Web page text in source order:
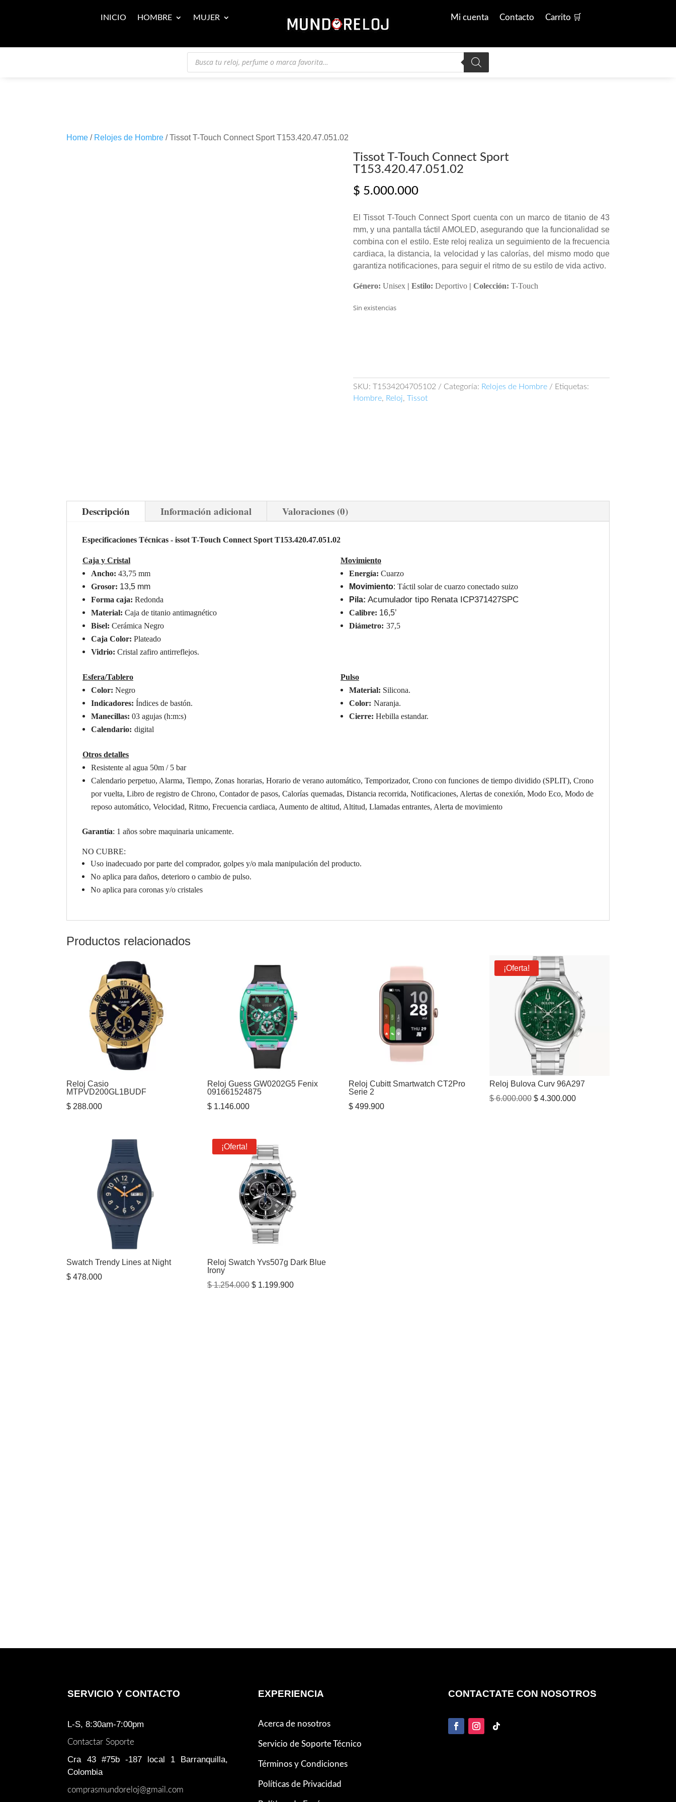
INICIO HOMBRE MUJER Mi cuenta Contacto Carrito 🛒
Búsqueda
productos
Home / Relojes de Hombre / Tissot T-Touch Connect Sport T153.420.47.051.02
Tissot T-Touch Connect Sport
T153.420.47.051.02
$ 5.000.000
El Tissot T-Touch Connect Sport cuenta con un marco de titanio de 43
mm, y una pantalla táctil AMOLED, asegurando que la funcionalidad se
combina con el estilo. Este reloj realiza un seguimiento de la frecuencia
cardiaca, la distancia, la velocidad y las calorías, del mismo modo que
garantiza notificaciones, para seguir el ritmo de su estilo de vida activo.
Género: Unisex| Estilo: Deportivo| Colección: T-Touch
Sin existencias
SKU: T1534204705102 Categoría: Relojes de Hombre
Etiquetas:
Hombre, Reloj, Tissot
Descripción Información adicional Valoraciones (0)
Especificaciones Técnicas - issot T-Touch Connect Sport T153.420.47.051.02
Caja y Cristal
Movimiento
Ancho: 43,75 mm
Grosor: 13,5 mm
Forma caja: Redonda
Material: Caja de titanio antimagnético
Bisel: Cerámica Negro
Caja Color: Plateado
Vidrio: Cristal zafiro antirreflejos.
Energía: Cuarzo
Movimiento: Táctil solar de cuarzo conectado suizo
Pila: Acumulador tipo Renata ICP371427SPC
Calibre: 16,5’
Diámetro: 37,5
Esfera/Tablero
Pulso
Color: Negro
Indicadores: Índices de bastón.
Manecillas: 03 agujas (h:m:s)
Calendario: digital
Material: Silicona.
Color: Naranja.
Cierre: Hebilla estandar.
Otros detalles
Resistente al agua 50m / 5 bar
Calendario perpetuo, Alarma, Tiempo, Zonas horarias, Horario de verano automático, Temporizador, Crono con funciones de tiempo dividido (SPLIT), Crono
por vuelta, Libro de registro de Chrono, Contador de pasos, Calorías quemadas, Distancia recorrida, Notificaciones, Alertas de conexión, Modo Eco, Modo de
reposo automático, Velocidad, Ritmo, Frecuencia cardiaca, Aumento de altitud, Altitud, Llamadas entrantes, Alerta de movimiento
Garantía: 1 años sobre maquinaria unicamente.
NO CUBRE:
Uso inadecuado por parte del comprador, golpes y/o mala manipulación del producto.
No aplica para daños, deterioro o cambio de pulso.
No aplica para coronas y/o cristales
Productos relacionados
Reloj Casio
MTPVD200GL1BUDF
$ 288.000
Reloj Guess GW0202G5 Fenix
091661524875
$ 1.146.000
Reloj Cubitt Smartwatch CT2Pro
Serie 2
$499.900
¡Oferta!
Reloj Bulova Curv 96A297
$6.000.000 El
$4.300.000El
Swatch Trendy Lines at Night
$ 478.000
¡Oferta!
Reloj Swatch Yvs507g Dark Blue
Irony
$1.254.000 El
$ 1.199.900El
SERVICIO Y CONTACTO
L-S, 8:30am-7:00pm
Contactar Soporte
Cra 43 #75b -187 local 1 Barranquilla,
Colombia
comprasmundoreloj@gmail.com
EXPERIENCIA
Acerca de nosotros
Servicio de Soporte Técnico
Términos y Condiciones
Políticas de Privacidad
CONTACTATE CON NOSOTROS